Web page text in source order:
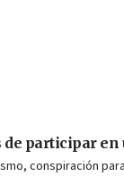
de participar
conspiración